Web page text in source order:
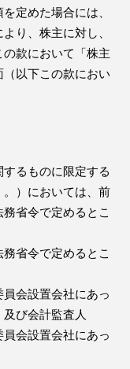
定めた場合には、
り、株主に対し、
款において「株主
以下この款におい
るものに限定する
）においては、前
省令で定めるとこ
省令で定めるとこ
会設置会社にあっ
び会計監査人
会設置会社にあっ